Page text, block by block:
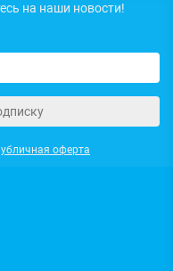
на наши новости!
оферта